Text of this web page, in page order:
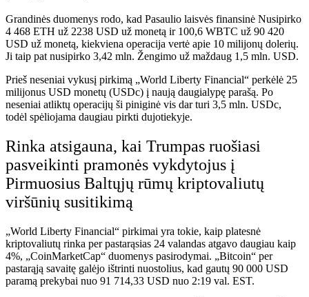
Grandinės duomenys rodo, kad Pasaulio laisvės finansinė Nusipirko
4 468 ETH už 2238 USD už monetą ir 100,6 WBTC už 90 420
USD už monetą, kiekviena operacija vertė apie 10 milijonų dolerių.
Ji taip pat nusipirko 3,42 mln. Žengimo už maždaug 1,5 mln. USD.
Prieš neseniai vykusį pirkimą „World Liberty Financial“ perkėlė 25
milijonus USD monetų (USDc) į naują daugialypę parašą. Po
neseniai atliktų operacijų ši piniginė vis dar turi 3,5 mln. USDc,
todėl spėliojama daugiau pirkti dujotiekyje.
Rinka atsigauna, kai Trumpas ruošiasi
pasveikinti pramonės vykdytojus į
Pirmuosius Baltųjų rūmų kriptovaliutų
viršūnių susitikimą
„World Liberty Financial“ pirkimai yra tokie, kaip platesnė
kriptovaliutų rinka per pastarąsias 24 valandas atgavo daugiau kaip
4%, „CoinMarketCap“ duomenys pasirodymai. „Bitcoin“ per
pastarąją savaitę galėjo ištrinti nuostolius, kad gautų 90 000 USD
paramą prekybai nuo 91 714,33 USD nuo 2:19 val. EST.